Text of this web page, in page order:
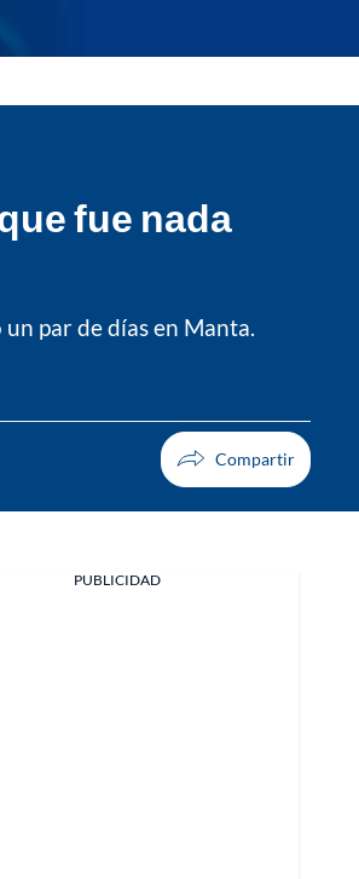
fue nada
par de días en Manta.
PUBLICIDAD